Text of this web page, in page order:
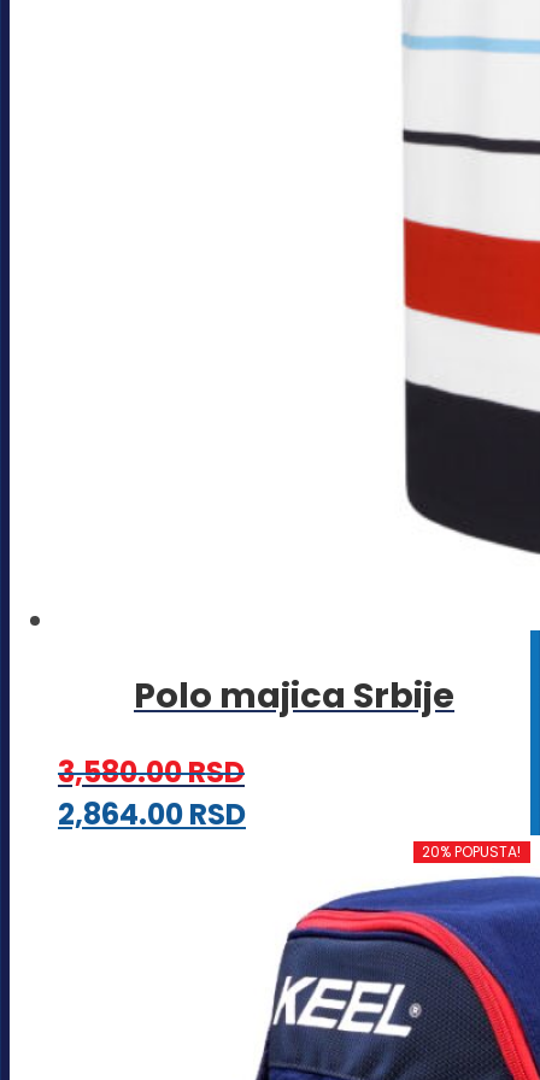
Polo majica Srbije
3,580.00RSD
2,864.00RSDOvaj
više
varijanti.
Opcije
mogu
20% POPUSTA!